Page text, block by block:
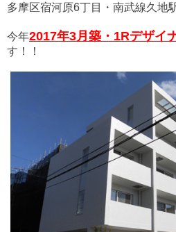
多摩区宿河原6丁目・南武線久地
今年2017年3月築・1Rデザイ
す！！